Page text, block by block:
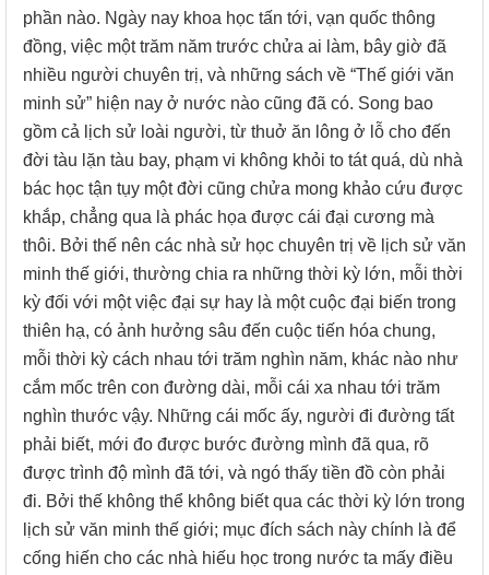
phần nào. Ngày nay khoa học tấn tới, vạn quốc thông
đồng, việc một trăm năm trước chửa ai làm, bây giờ đã
nhiều người chuyên trị, và những sách về “Thế giới văn
minh sử” hiện nay ở nước nào cũng đã có. Song bao
gồm cả lịch sử loài người, từ thuở ăn lông ở lỗ cho đến
đời tàu lặn tàu bay, phạm vi không khỏi to tát quá, dù nhà
bác học tận tụy một đời cũng chửa mong khảo cứu được
khắp, chẳng qua là phác họa được cái đại cương mà
thôi. Bởi thế nên các nhà sử học chuyên trị về lịch sử văn
minh thế giới, thường chia ra những thời kỳ lớn, mỗi thời
kỳ đối với một việc đại sự hay là một cuộc đại biến trong
thiên hạ, có ảnh hưởng sâu đến cuộc tiến hóa chung,
mỗi thời kỳ cách nhau tới trăm nghìn năm, khác nào như
cắm mốc trên con đường dài, mỗi cái xa nhau tới trăm
nghìn thước vậy. Những cái mốc ấy, người đi đường tất
phải biết, mới đo được bước đường mình đã qua, rõ
được trình độ mình đã tới, và ngó thấy tiền đồ còn phải
đi. Bởi thế không thể không biết qua các thời kỳ lớn trong
lịch sử văn minh thế giới; mục đích sách này chính là để
cống hiến cho các nhà hiếu học trong nước ta mấy điều